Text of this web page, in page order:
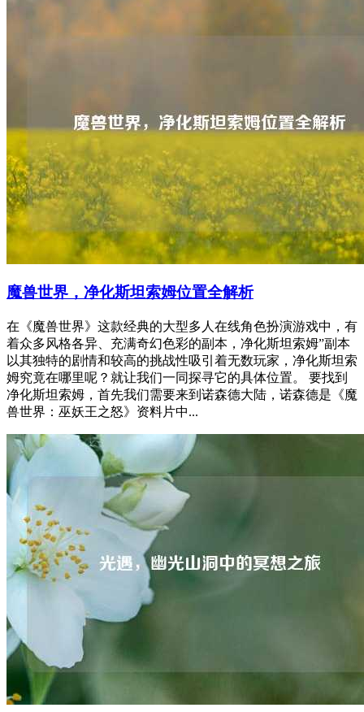
魔兽世界，净化斯坦索姆位置全解析
在《魔兽世界》这款经典的大型多人在线角色扮演游戏中，有
着众多风格各异、充满奇幻色彩的副本，净化斯坦索姆”副本
以其独特的剧情和较高的挑战性吸引着无数玩家，净化斯坦索
姆究竟在哪里呢？就让我们一同探寻它的具体位置。 要找到
净化斯坦索姆，首先我们需要来到诺森德大陆，诺森德是《魔
兽世界：巫妖王之怒》资料片中...